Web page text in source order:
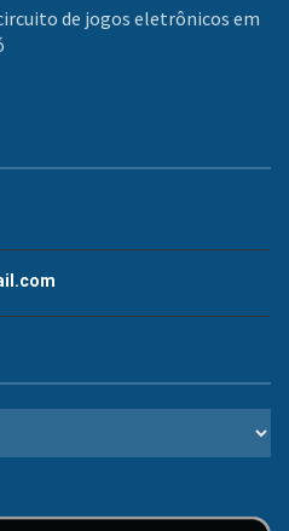
de jogos eletrônicos em